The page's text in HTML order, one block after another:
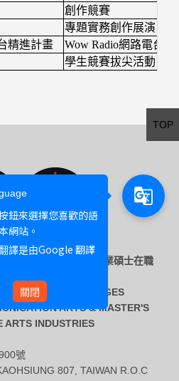
創作競賽
專題實務創作展演
精進計畫
Wow Radio網路電台精
學生競賽拔尖活動
播藝術系創意藝術產業碩士在職
OF LANGUAGES
ARTS & MASTER'S
ARTS INDUSTRIES
號
807, TAIWAN R.O.C
TOP
鈕來選擇您喜歡的語
網站。
譯是由Google 翻譯
關閉
g_translate